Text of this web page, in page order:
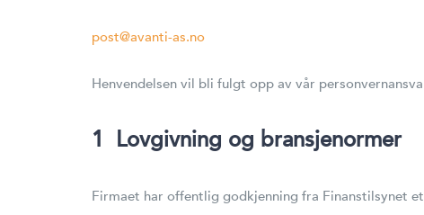
post@avanti-as.no
Henvendelsen vil bli fulgt opp av vår
1 Lovgivning og bransjenormer
Firmaet har offentlig godkjenning fra Finanstilsynet